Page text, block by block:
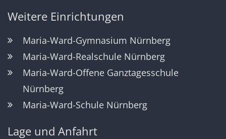
Weitere Einrichtungen
Maria-Ward-Gymnasium Nürnberg
Maria-Ward-Realschule Nürnberg
Maria-Ward-Offene Ganztagesschule
Nürnberg
Maria-Ward-Schule Nürnberg
Lage und Anfahrt